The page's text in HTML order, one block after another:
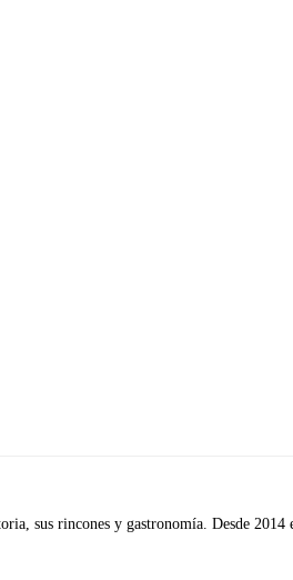
sus rincones y gastronomía. Desde 2014